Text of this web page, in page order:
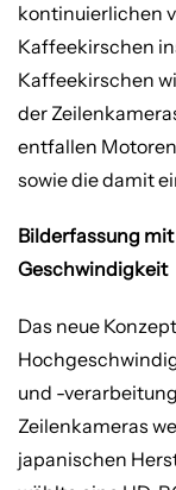
kontinuierlichen
Kaffeekirschen
Kaffeekirschen
der
entfallen
sowie die damit
Bilderfassung
Geschwindigkeit
Das neue
und -
Zeilenkameras
japanischen